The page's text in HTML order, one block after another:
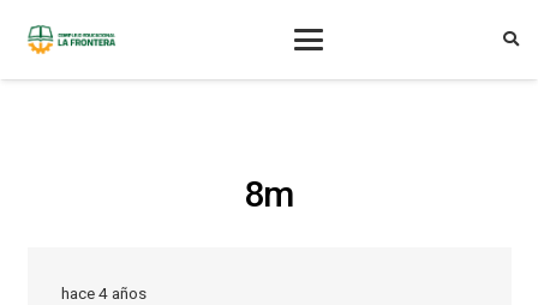
8m
hace 4 años